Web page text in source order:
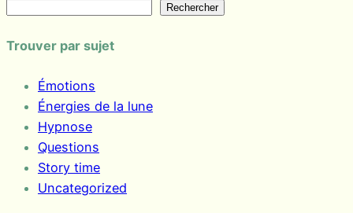
c
Rechercher
Trouver par sujet
Émotions
Énergies de la lune
Hypnose
Questions
Story time
Uncategorized